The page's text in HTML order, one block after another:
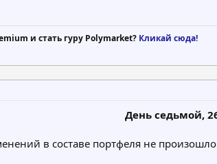
и стать гуру Polymarket? Кликай сюда!
День седьмой,
в составе портфеля не